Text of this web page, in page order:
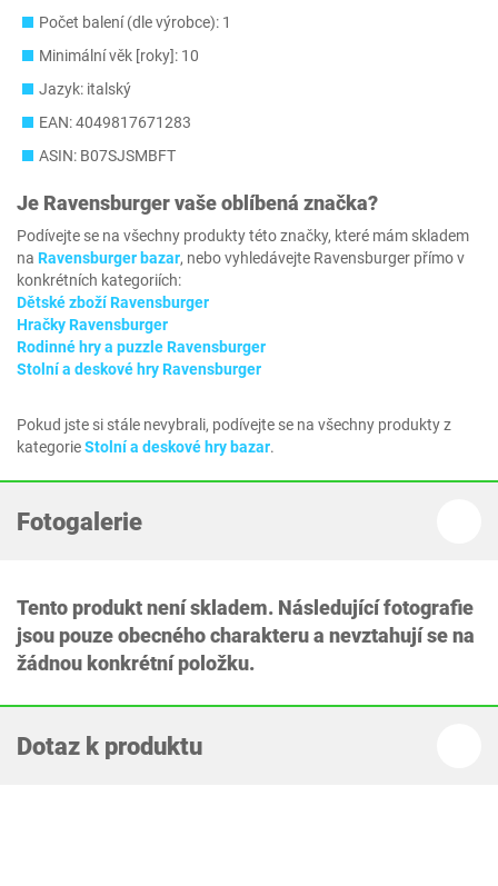
Počet balení (dle výrobce): 1
Minimální věk [roky]: 10
Jazyk: italský
EAN: 4049817671283
ASIN: B07SJSMBFT
Je Ravensburgervaše oblíbená značka?
Podívejte se na všechny produkty této značky, které mám skladem
na Ravensburger bazar, nebo vyhledávejte Ravensburger přímo v
konkrétních kategoriích:
Dětské zboží Ravensburger
Hračky Ravensburger
Rodinné hry a puzzle Ravensburger
Stolní a deskové hry Ravensburger
Pokud jste si stále nevybrali, podívejte se na všechny produkty z
kategorieStolní a deskové hry bazar.
Fotogalerie
Tento produkt není skladem. Následující fotografie
jsou pouze obecného charakteru a nevztahují se na
žádnou konkrétní položku.
Dotaz k produktu